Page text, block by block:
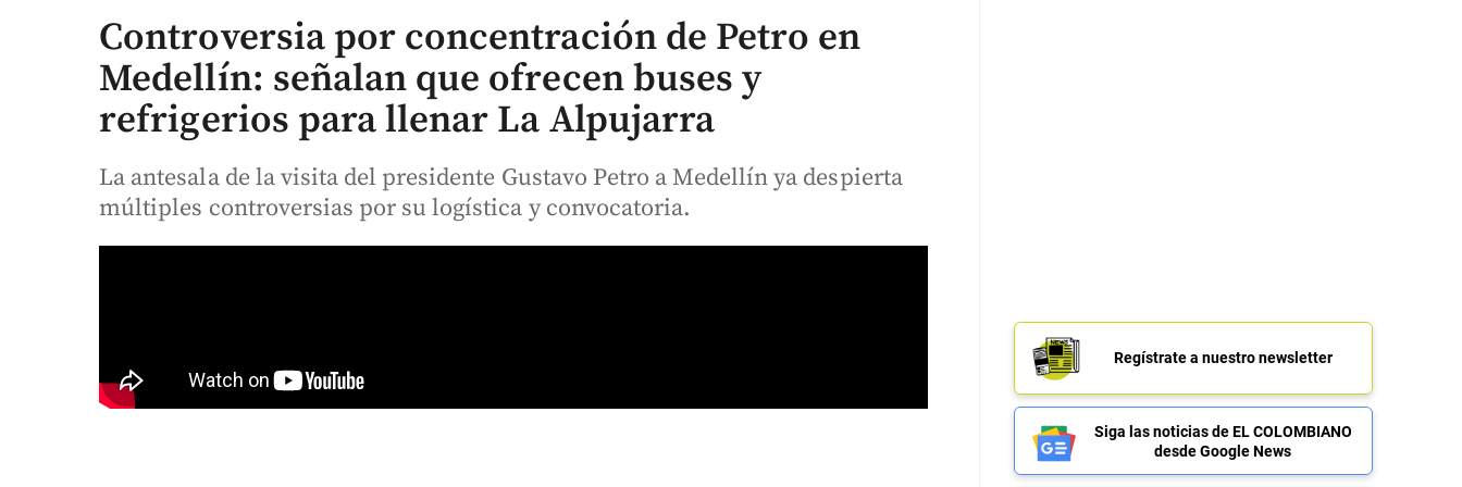
Controversia por concentración de Petro en
Medellín: señalan que ofrecen buses y
refrigerios para llenar La Alpujarra
La antesala de la visita del presidente Gustavo Petro a Medellín ya despierta
múltiples controversias por su logística y convocatoria.
Regístrate a nuestro newsletter
Siga las noticias de EL COLOMBIANO
desde Google News